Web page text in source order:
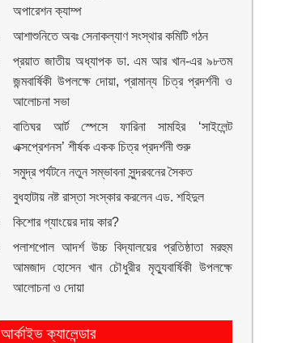
অপারেশন ক্যাম্প
আশাশুনিতে অবঃ সেনাকল্যাণ সংস্থার কমিটি গঠন
প্রয়াত জাতীয় অধ্যাপক ডা. এম আর খান-এর ৯৮তম
জন্মবার্ষিকী উপলক্ষে দোয়া, প্রামান্য চিত্র প্রদর্শনী ও
আলোচনা সভা
বাতিঘর আর্ট স্পেসে ফারিনা সামহির ‘সাইলেন্ট
এক্সপ্রেশনস’ শীর্ষক একক চিত্র প্রদর্শনী শুরু
সমুদ্র পর্যটনে নতুন সম্ভাবনা সুন্দরবনের সৈকত
বুধহাটায় নষ্ট রাস্তা সংস্কার করলেন এড. শহিদুল
কিশোর গ্যাংয়ের দায় কার?
পলাশপোল আদর্শ উচ্চ বিদ্যালয়ের প্রতিষ্ঠাতা মরহুম
আমজাদ হোসেন খান চৌধুরীর মৃত্যুবার্ষিকী উপলক্ষে
আলোচনা ও দোয়া
আর্কাইভ ক্যালেন্ডার